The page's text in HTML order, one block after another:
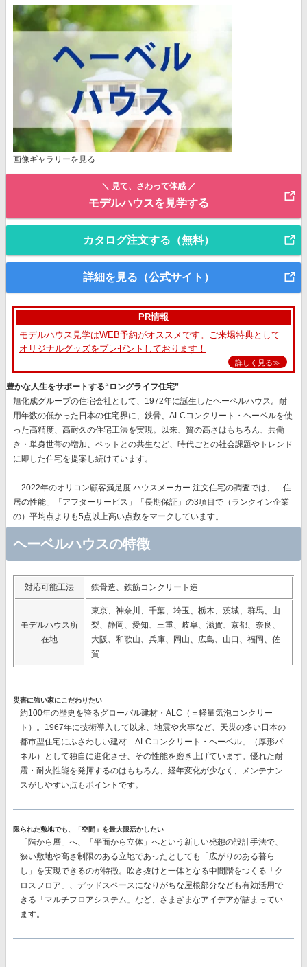
画像ギャラリーを見る
＼ 見て、さわって体感 ／
モデルハウスを見学する
カタログ注文する（無料）
詳細を見る（公式サイト）
PR情報
モデルハウス見学はWEB予約がオススメです。ご来場特典として
オリジナルグッズをプレゼントしております！
詳しく見る≫
豊かな人生をサポートする“ロングライフ住宅”
旭化成グループの住宅会社として、1972年に誕生したヘーベルハウス。耐
用年数の低かった日本の住宅界に、鉄骨、ALCコンクリート・ヘーベルを使
った高精度、高耐久の住宅工法を実現。以来、質の高さはもちろん、共働
き・単身世帯の増加、ペットとの共生など、時代ごとの社会課題やトレンド
に即した住宅を提案し続けています。
2022年のオリコン顧客満足度 ハウスメーカー 注文住宅の調査では、
「住
居の性能」「アフターサービス」「長期保証」 の3項目で（ランクイン企業
の）平均点よりも5点以上高い点数をマークしています。
ヘーベルハウスの特徴
対応可能工法 鉄骨造、鉄筋コンクリート造
モデルハウス所
在地
東京、神奈川、千葉、埼玉、栃木、茨城、群馬、山
梨、静岡、愛知、三重、岐阜、滋賀、京都、奈良、
大阪、和歌山、兵庫、岡山、広島、山口、福岡、佐
賀
災害に強い家にこだわりたい
約100年の歴史を誇るグローバル建材・ALC（＝軽量気泡コンクリー
ト）。1967年に技術導入して以来、地震や火事など、天災の多い日本の
都市型住宅にふさわしい建材 「ALCコンクリート・ヘーベル」（厚形パ
ネル）
として独自に進化させ、その性能を磨き上げています。優れた耐
震・耐火性能を発揮するのはもちろん、経年変化が少なく、メンテナン
スがしやすい点もポイントです。
限られた敷地でも、「空間」を最大限活かしたい
「階から層」へ、「平面から立体」へという新しい発想の設計手法で、
狭い敷地や高さ制限のある立地であったとしても「広がりのある暮ら
し」を実現できるのが特徴。吹き抜けと一体となる中間階をつくる 「ク
ロスフロア」、 デッドスペースになりがちな屋根部分なども有効活用で
きる 「マルチフロアシステム」 など、さまざまなアイデアが詰まってい
ます。